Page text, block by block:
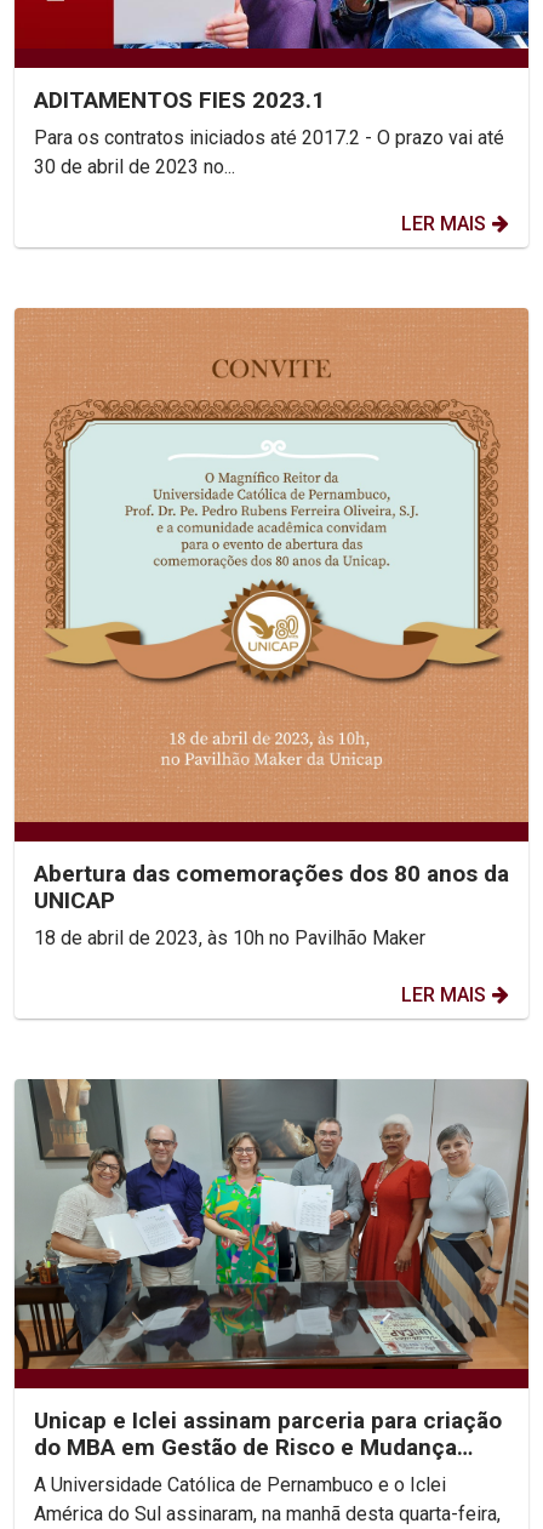
ADITAMENTOS FIES 2023.1
Para os contratos iniciados até 2017.2 - O prazo vai até
30 de abril de 2023 no...
LER MAIS
Abertura das comemorações dos 80 anos da
UNICAP
18 de abril de 2023, às 10h no Pavilhão Maker
LER MAIS
Unicap e Iclei assinam parceria para criação
do MBA em Gestão de Risco e Mudança
Climática
A Universidade Católica de Pernambuco e o Iclei
América do Sul assinaram, na manhã desta quarta-feira,